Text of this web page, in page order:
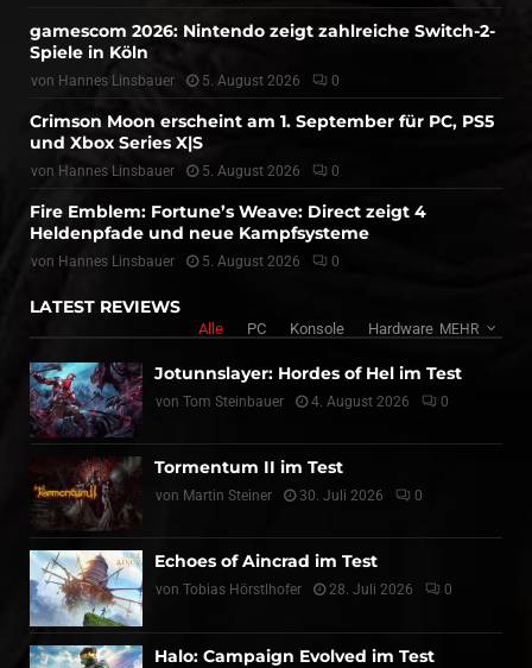
gamescom 2026: Nintendo zeigt zahlreiche Switch-2-
Spiele in Köln
von Hannes Linsbauer 5. August 2026 0
Crimson Moon erscheint am 1. September für PC, PS5
und Xbox Series X|S
von Hannes Linsbauer 5. August 2026 0
Fire Emblem: Fortune’s Weave: Direct zeigt 4
Heldenpfade und neue Kampfsysteme
von Hannes Linsbauer 5. August 2026 0
LATEST REVIEWS
Alle PC Konsole Hardware MEHR
Jotunnslayer: Hordes of Hel im Test
von Tom Steinbauer 4. August 2026 0
Tormentum II im Test
von Martin Steiner 30. Juli 2026 0
Echoes of Aincrad im Test
von Tobias Hörstlhofer 28. Juli 2026 0
Halo: Campaign Evolved im Test